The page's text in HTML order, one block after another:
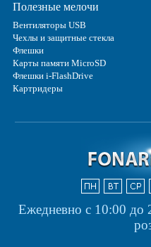
Полезные мелочи
Вентиляторы USB
Чехлы и защитные стекла
Флешки
Карты памяти MicroSD
Флешки i-FlashDrive
Картридеры
Ежедневно с 10:00 до